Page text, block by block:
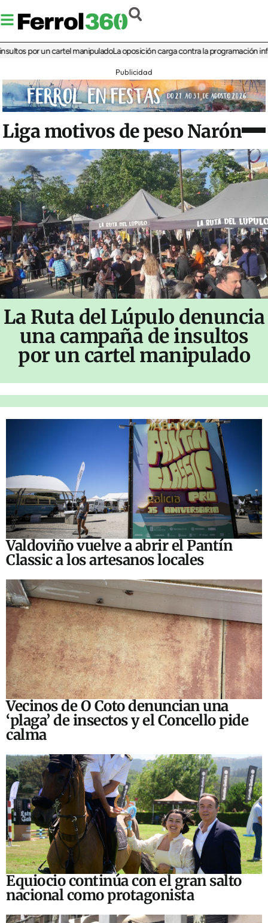
por un cartel manipuladoLa oposición carga contra la programación infantil
Publicidad
Liga motivos de peso Narón
La Ruta del Lúpulo denuncia
una campaña de insultos
por un cartel manipulado
Valdoviño vuelve a abrir el Pantín
Classic a los artesanos locales
Vecinos de O Coto denuncian una
‘plaga’ de insectos y el Concello pide
calma
Equiocio continúa con el gran salto
nacional como protagonista